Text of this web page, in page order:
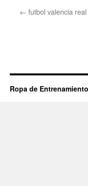
← futbol valencia
Ropa de